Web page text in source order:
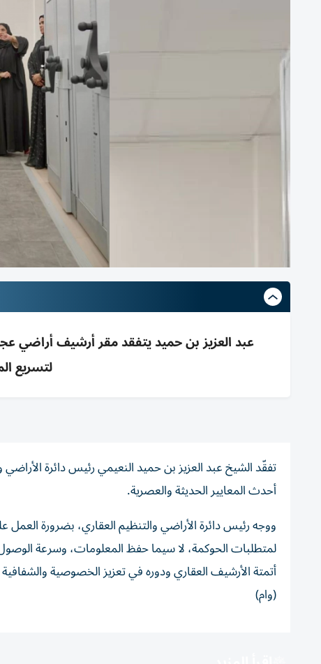
عبد العزيز بن حميد يتفقد مقر أرشيف أراضي
لتسريع
تفقّد الشيخ عبد العزيز بن حميد النعيمي رئيس دائرة
أحدث المعايير الحديثة والعصرية.
ووجه رئيس دائرة الأراضي والتنظيم العقاري، بضرورة العمل
لمتطلبات الحوكمة، لا سيما حفظ المعلومات، وسرعة
أتمتة الأرشيف العقاري ودوره في تعزيز الخصوصية والشفافية
(وام)